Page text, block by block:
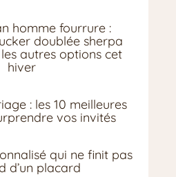
homme fourrure :
doublée sherpa
autres options cet
hiver
: les 10 meilleures
vos invités
qui ne finit pas
d’un placard